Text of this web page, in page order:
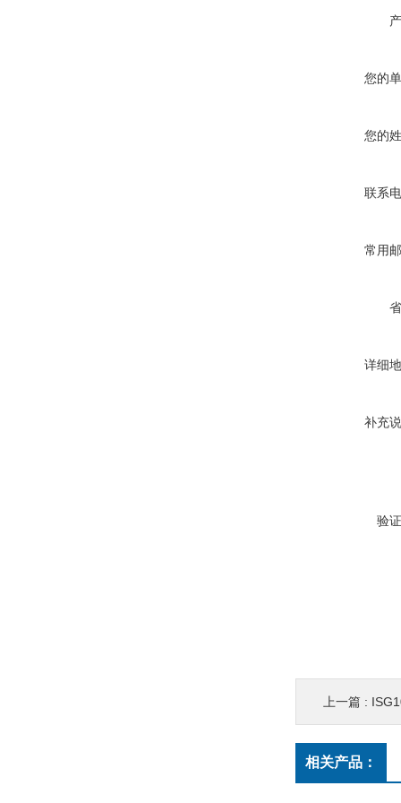
您的
您的
联系
常用
详细
补充
验
上一篇 :
相关产品：